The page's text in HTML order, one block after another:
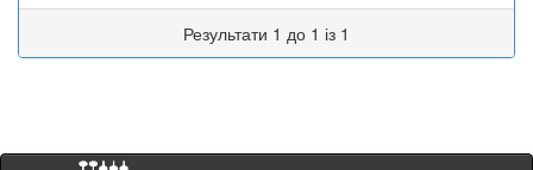
Результати 1 до 1 із 1